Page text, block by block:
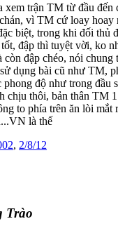
xem trận TM từ đầu đến
vì TM cứ loay hoay
biệt, trong khi đối thủ
đập thì tuyệt vời, ko
còn đập chéo, nói chung
dụng bài cũ như TM,
phong độ như trong đầu
chịu thôi, bản thân TM
to phía trên ăn lòi mắt
là thế
, 2/8/12
Trào